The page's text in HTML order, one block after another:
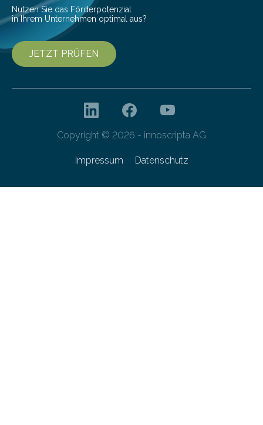
Nutzen Sie das Förderpotenzial
in Ihrem Unternehmen optimal aus?
JETZT PRÜFEN
Copyright © 2026 - innoscripta AG
Impressum Datenschutz